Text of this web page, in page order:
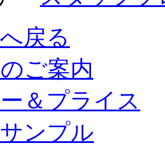
戻る
ご案内
＆プライス
ンプル